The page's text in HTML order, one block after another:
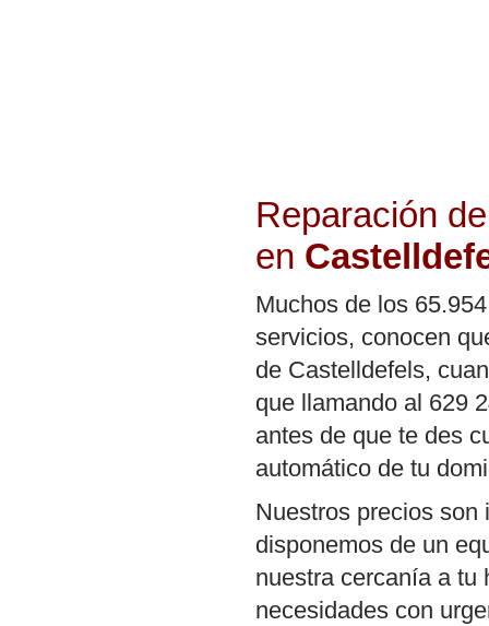
Reparación
en
Muchos de los
servicios, conocen
de Castelldefels,
que llamando al 629
antes de que te des
automático de tu
Nuestros precios son
disponemos de un
nuestra cercanía a tu
necesidades con